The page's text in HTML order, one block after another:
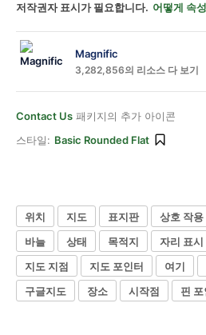
저작권자 표시가 필요합니다. 어떻게 속
Magnific
3,282,856의 리소스 다 보기
Contact Us 패키지의 추가 아이콘
스타일: Basic Rounded Flat
위치 지도 표지판 상호 작용
바늘
상태 목적지 자리 표시
지도 지점
지도 포인터 여기
구글지도
장소 시작점 핀